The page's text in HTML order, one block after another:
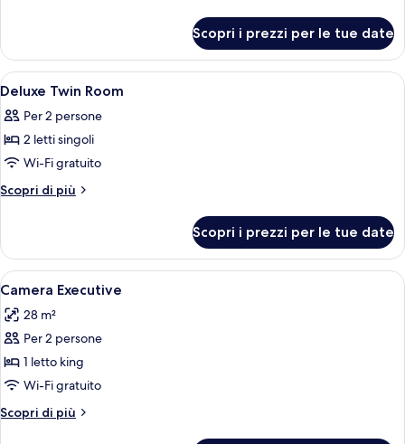
King
Bed
Room,
King
Scopri i prezzi per le tue date
Apri
tutte
le
foto
per
Deluxe
Minibar, una cassaforte in camera,
6
Deluxe Twin Room
Per 2 persone
2 letti singoli
Wi-Fi gratuito
Scopri di più
Altri
Twin
Room
Scopri i prezzi per le tue date
Apri
tutte
le
foto
per
Camera
Executive
Una camera d'albergo con un letto,
4
Camera Executive
28 m²
Per 2 persone
1 letto king
Wi-Fi gratuito
Scopri di più
Altri